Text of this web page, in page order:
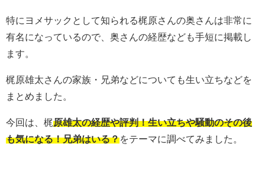
特にヨメサックとして知られる梶原さんの奥さんは非常に
有名になっているので、奥さんの経歴なども手短に掲載し
ます。
梶原雄太さんの家族・兄弟などについても生い立ちなどを
まとめました。
今回は、梶原雄太の経歴や評判！生い立ちや騒動のその後
も気になる！兄弟はいる？をテーマに調べてみました。